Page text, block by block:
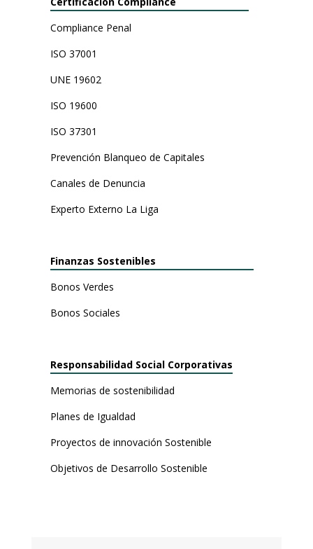
Compliance Penal
ISO 37001
UNE 19602
ISO 19600
ISO 37301
Prevención Blanqueo de Capitales
Canales de Denuncia
Experto Externo La Liga
Finanzas Sostenibles
Bonos Verdes
Bonos Sociales
Responsabilidad Social Corporativas
Memorias desostenibilidad
Planes de Igualdad
Proyectos de innovación Sostenible
Objetivos de Desarrollo Sostenible